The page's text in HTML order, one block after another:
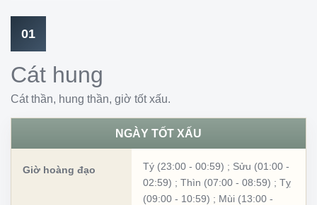
01
Cát hung
Cát thần, hung thần, giờ tốt xấu.
NGÀY TỐT XẤU
Giờ hoàng đạo Tý (23:00 - 00:59) ; Sửu (01:00 -
02:59) ; Thìn (07:00 - 08:59) ; Tỵ
(09:00 - 10:59) ; Mùi (13:00 -